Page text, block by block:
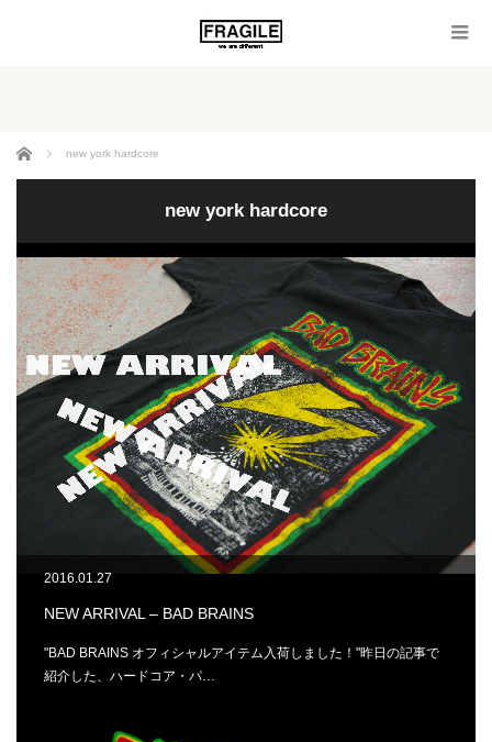
ホーム new york hardcore
new york hardcore
2016.01.27
NEW ARRIVAL – BAD BRAINS
"BAD BRAINS オフィシャルアイテム入荷しました！"昨日の記事で
紹介した、ハードコア・パ…